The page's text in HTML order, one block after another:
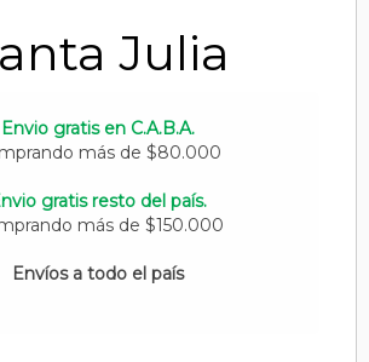
Julia
Envio gratis en C.A.B.A.
más de $80.000
gratis resto del país.
más de $150.000
Envíos a todo el país